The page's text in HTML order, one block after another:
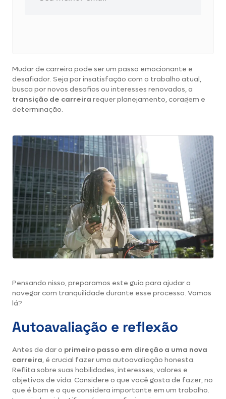
Mudar de carreira pode ser um passo emocionante e
desafiador. Seja por insatisfação com o trabalho atual,
busca por novos desafios ou interesses renovados, a
transição de carreira requer planejamento, coragem e
determinação.
Pensando nisso, preparamos este guia para ajudar a
navegar com tranquilidade durante esse processo. Vamos
lá?
Autoavaliação e reflexão
Antes de dar o primeiro passo em direção a uma nova
carreira, é crucial fazer uma autoavaliação honesta.
Reflita sobre suas habilidades, interesses, valores e
objetivos de vida. Considere o que você gosta de fazer, no
que é bom e o que considera importante em um trabalho.